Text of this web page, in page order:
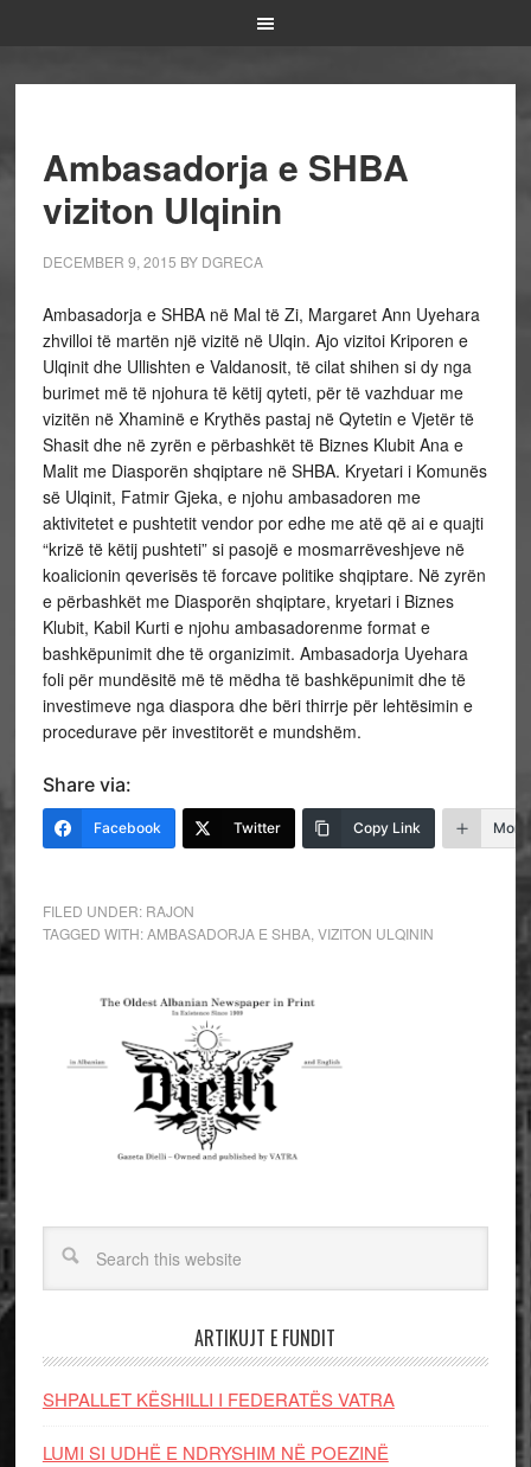
Ambasadorja e SHBA
viziton Ulqinin
DECEMBER 9, 2015 BY DGRECA
Ambasadorja e SHBA në Mal të Zi, Margaret Ann Uyehara
zhvilloi të martën një vizitë në Ulqin. Ajo vizitoi Kriporen e
Ulqinit dhe Ullishten e Valdanosit, të cilat shihen si dy nga
burimet më të njohura të këtij qyteti, për të vazhduar me
vizitën në Xhaminë e Krythës pastaj në Qytetin e Vjetër të
Shasit dhe në zyrën e përbashkët të Biznes Klubit Ana e
Malit me Diasporën shqiptare në SHBA. Kryetari i Komunës
së Ulqinit, Fatmir Gjeka, e njohu ambasadoren me
aktivitetet e pushtetit vendor por edhe me atë që ai e quajti
“krizë të këtij pushteti” si pasojë e mosmarrëveshjeve në
koalicionin qeverisës të forcave politike shqiptare. Në zyrën
e përbashkët me Diasporën shqiptare, kryetari i Biznes
Klubit, Kabil Kurti e njohu ambasadorenme format e
bashkëpunimit dhe të organizimit. Ambasadorja Uyehara
foli për mundësitë më të mëdha të bashkëpunimit dhe të
investimeve nga diaspora dhe bëri thirrje për lehtësimin e
procedurave për investitorët e mundshëm.
Share via:
Facebook Twitter Copy Link More
FILED UNDER: RAJON
TAGGED WITH:AMBASADORJA E SHBA, VIZITON ULQININ
ARTIKUJT E FUNDIT
SHPALLET KËSHILLI I FEDERATËS VATRA
LUMI SI UDHË E NDRYSHIM NË POEZINË